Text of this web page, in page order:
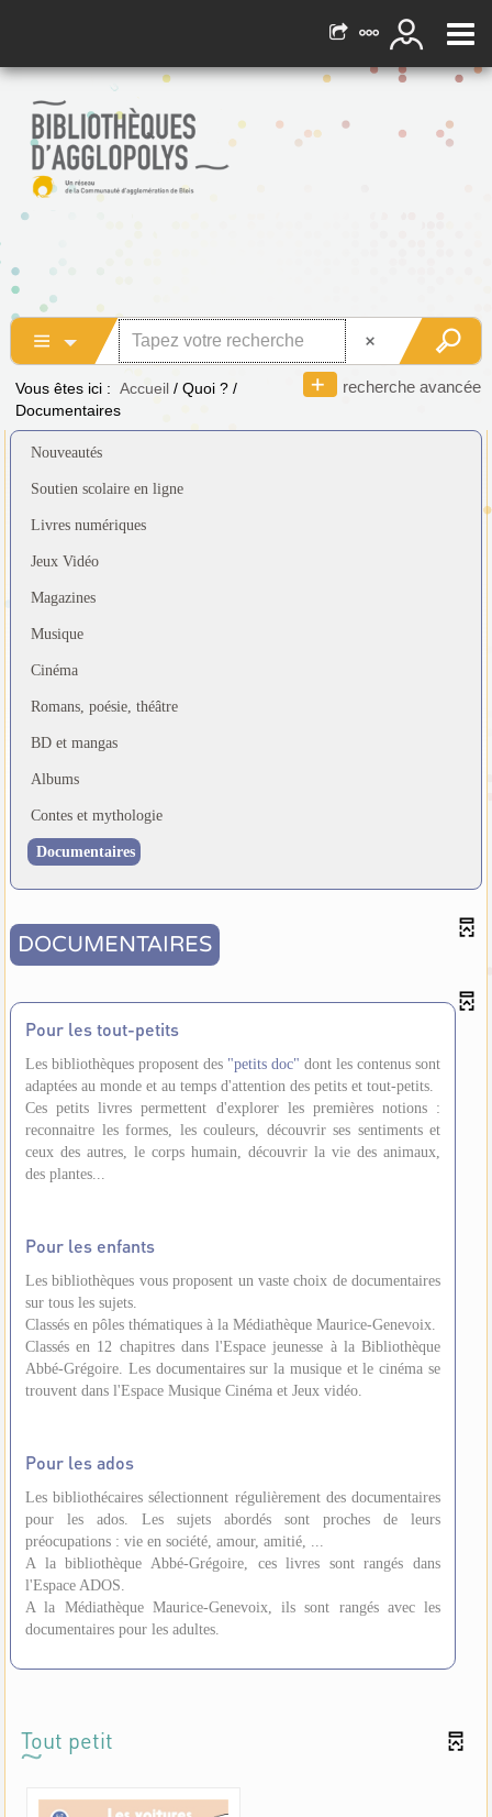
recherche avancée
Vous êtes ici : Accueil / Quoi ? /
Documentaires
Nouveautés
Soutien scolaire en ligne
Livres numériques
Jeux Vidéo
Magazines
Musique
Cinéma
Romans, poésie, théâtre
BD et mangas
Albums
Contes et mythologie
Documentaires
DOCUMENTAIRES
Pour les tout-petits
Les bibliothèques proposent des "petits doc" dont les contenus sont
adaptées au monde et au temps d'attention des petits et tout-petits.
Ces petits livres permettent d'explorer les premières notions :
reconnaitre les formes, les couleurs, découvrir ses sentiments et
ceux des autres, le corps humain, découvrir la vie des animaux,
des plantes...
Pour les enfants
Les bibliothèques vous proposent un vaste choix de documentaires
sur tous les sujets.
Classés en pôles thématiques à la Médiathèque Maurice-Genevoix.
Classés en 12 chapitres dans l'Espace jeunesse à la Bibliothèque
Abbé-Grégoire. Les documentaires sur la musique et le cinéma se
trouvent dans l'Espace Musique Cinéma et Jeux vidéo.
Pour les ados
Les bibliothécaires sélectionnent régulièrement des documentaires
pour les ados. Les sujets abordés sont proches de leurs
préocupations : vie en société, amour, amitié, ...
A la bibliothèque Abbé-Grégoire, ces livres sont rangés dans
l'Espace ADOS.
A la Médiathèque Maurice-Genevoix, ils sont rangés avec les
documentaires pour les adultes.
Tout petit